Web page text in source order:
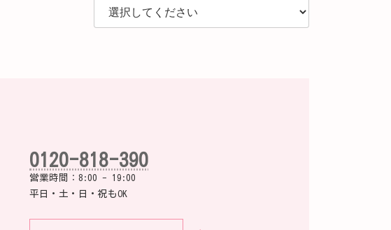
0120-818-390
営業時間：8:00 - 19:00
平日・土・日・祝もOK